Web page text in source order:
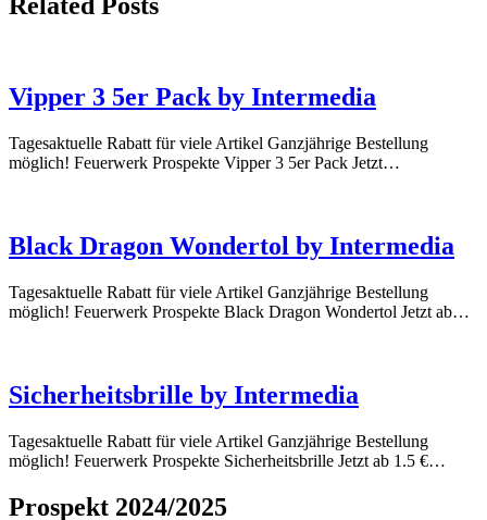
Vipper 3 5er Pack by Intermedia
Tagesaktuelle Rabatt für viele Artikel Ganzjährige Bestellung
möglich! Feuerwerk Prospekte Vipper 3 5er Pack Jetzt…
Black Dragon Wondertol by Intermedia
Tagesaktuelle Rabatt für viele Artikel Ganzjährige Bestellung
möglich! Feuerwerk Prospekte Black Dragon Wondertol Jetzt ab…
Sicherheitsbrille by Intermedia
Tagesaktuelle Rabatt für viele Artikel Ganzjährige Bestellung
möglich! Feuerwerk Prospekte Sicherheitsbrille Jetzt ab 1.5 €…
Prospekt 2024/2025